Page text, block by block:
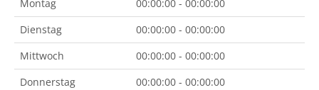
Montag
00:00:00 - 00:00:00
Dienstag
00:00:00 - 00:00:00
Mittwoch
00:00:00 - 00:00:00
Donnerstag
00:00:00 - 00:00:00